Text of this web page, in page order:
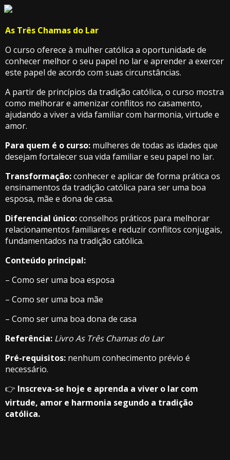
As Três Chamas do Lar
O curso oferece à mulher católica a oportunidade de
conhecer melhor o seu papel no lar e aprender a exercer
este papel de acordo com suas circunstâncias.
A partir de princípios da tradição católica, o curso mostra
como melhorar e amenizar conflitos no casamento,
ajudando a viver a vida familiar com harmonia, virtude e
amor.
Para quem é o curso: mulheres de todas as idades que
desejam fortalecer sua vida familiar e seu papel no lar.
Transformação:conhecer e aplicar de forma prática os
ensinamentos da tradição católica para ser uma boa
esposa, mãe e dona de casa.
Diferencial único:conselhos práticos para melhorar
relacionamentos familiares e reduzir conflitos conjugais,
fundamentados na tradição católica.
Conteúdo principal:
– Como ser uma boa esposa
– Como ser uma boa mãe
– Como ser uma boa dona de casa
Referência: Livro As Três Chamas do Lar
Pré-requisitos: nenhum conhecimento prévio é
necessário.
👉 Inscreva-se hoje e aprenda a viver o lar com
virtude, amor e harmonia segundo a tradição
católica.